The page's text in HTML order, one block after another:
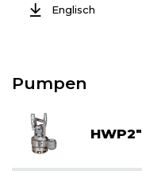
Englisch
Pumpen
HWP2"